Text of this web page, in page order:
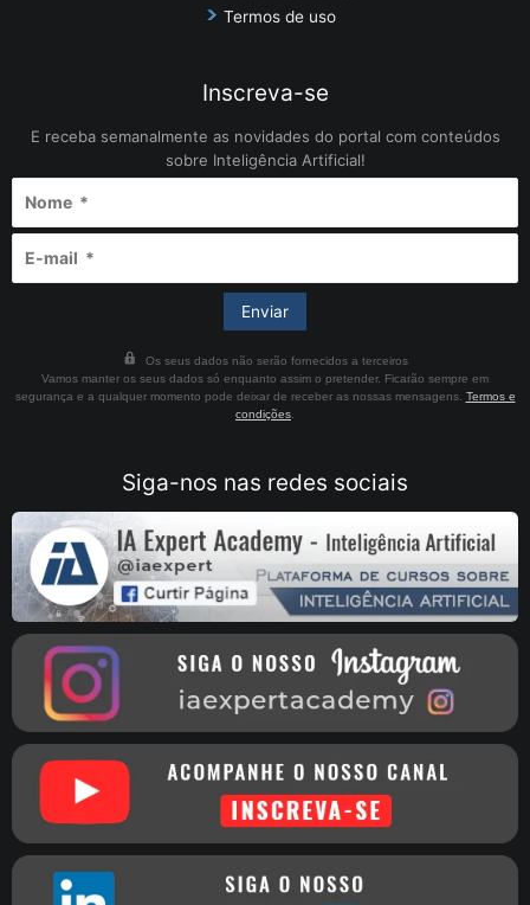
Termos de uso
Inscreva-se
E receba semanalmente as novidades do portal com conteúdos
sobre Inteligência Artificial!
Os seus dados não serão fornecidos a terceiros
Vamos manter os seus dados só enquanto assim o pretender. Ficarão sempre em
segurança e a qualquer momento pode deixar de receber as nossas mensagens. Termos e
condições
Siga-nos nas redes sociais